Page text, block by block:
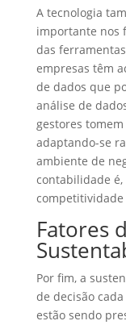
A tecnologia
importante nos
das
empresas têm
de dados que
análise de
gestores
adaptando-se
ambiente de
contabilidade
competitividade
Fatores
Por fim, a
de decisão
estão sendo